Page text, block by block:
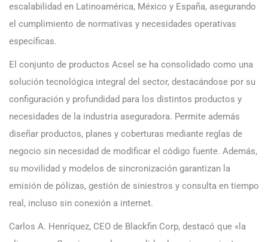
escalabilidad en Latinoamérica, México y España, asegurando
el cumplimiento de normativas y necesidades operativas
específicas.
El conjunto de productos Acsel se ha consolidado como una
solución tecnológica integral del sector, destacándose por su
configuración y profundidad para los distintos productos y
necesidades de la industria aseguradora. Permite además
diseñar productos, planes y coberturas mediante reglas de
negocio sin necesidad de modificar el código fuente. Además,
su movilidad y modelos de sincronización garantizan la
emisión de pólizas, gestión de siniestros y consulta en tiempo
real, incluso sin conexión a internet.
Carlos A. Henríquez, CEO de Blackfin Corp, destacó que «la